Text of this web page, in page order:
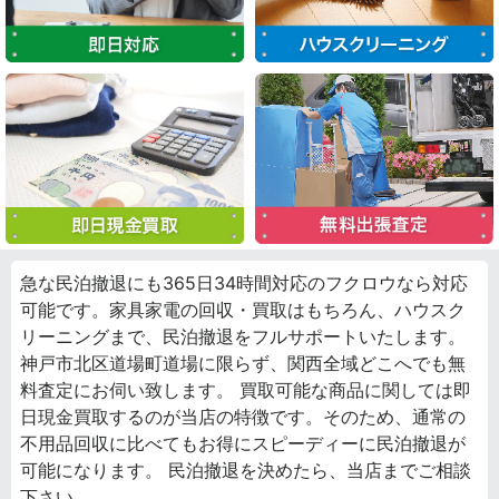
急な民泊撤退にも365日34時間対応のフクロウなら対応
可能です。家具家電の回収・買取はもちろん、ハウスク
リーニングまで、民泊撤退をフルサポートいたします。
神戸市北区道場町道場に限らず、関西全域どこへでも無
料査定にお伺い致します。 買取可能な商品に関しては即
日現金買取するのが当店の特徴です。そのため、通常の
不用品回収に比べてもお得にスピーディーに民泊撤退が
可能になります。 民泊撤退を決めたら、当店までご相談